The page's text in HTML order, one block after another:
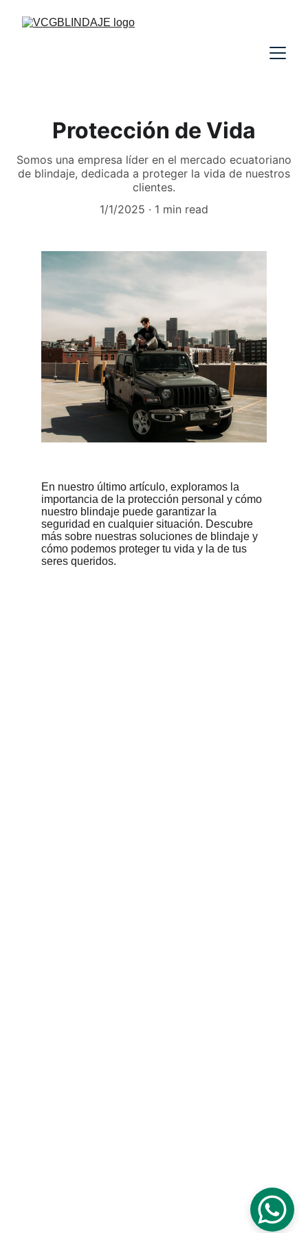
Protección de Vida
Somos una empresa líder en el mercado ecuatoriano
de blindaje, dedicada a proteger la vida de nuestros
clientes.
1/1/2025
1 min read
En nuestro último artículo, exploramos la
importancia de la protección personal y cómo
nuestro blindaje puede garantizar la
seguridad en cualquier situación. Descubre
más sobre nuestras soluciones de blindaje y
cómo podemos proteger tu vida y la de tus
seres queridos.